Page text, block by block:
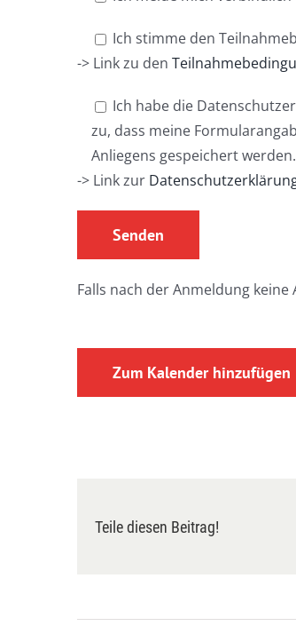
Ich stimme den
-> Link zu den
Ich habe die
zu, dass meine
Anliegens gespeichert werden.
-> Link zur
Falls nach der Anmeldung
Zum Kalender hinzufügen
Teile diesen Beitrag!